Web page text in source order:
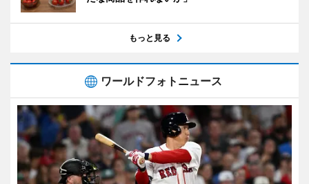
もっと見る
ワールドフォトニュース